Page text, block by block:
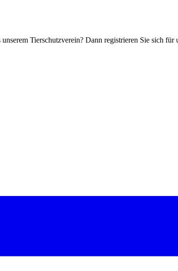
Tierschutzverein? Dann registrieren Sie sich